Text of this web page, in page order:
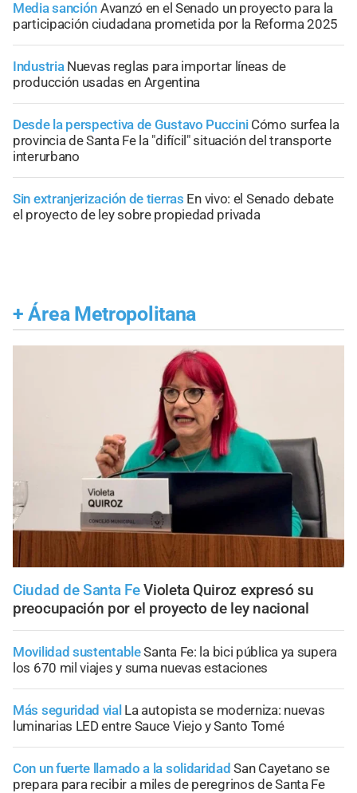
Media sanción Avanzó en el Senado un proyecto para la
participación ciudadana prometida por la Reforma 2025
Industria Nuevas reglas para importar líneas de
producción usadas en Argentina
Desde la perspectiva de Gustavo Puccini Cómo surfea la
provincia de Santa Fe la "difícil" situación del transporte
interurbano
Sin extranjerización de tierras En vivo: el Senado debate
el proyecto de ley sobre propiedad privada
+ Área Metropolitana
Ciudad de Santa Fe Violeta Quiroz expresó su
preocupación por el proyecto de ley nacional
Movilidad sustentableSanta Fe: la bici pública ya supera
los 670 mil viajes y suma nuevas estaciones
Más seguridad vial La autopista se moderniza: nuevas
luminarias LED entre Sauce Viejo y Santo Tomé
Con un fuerte llamado a la solidaridad San Cayetano se
prepara para recibir a miles de peregrinos de Santa Fe